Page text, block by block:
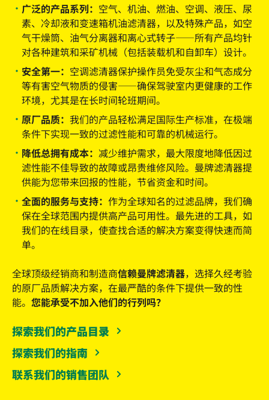
广泛的产品系列： 空气、机油、燃油、空调、液压、尿
素、冷却液和变速箱机油滤清器，以及特殊产品，如空
气干燥筒、油气分离器和离心式转子——所有产品均针
对各种建筑和采矿机械（包括装载机和自卸车）设计。
安全第一： 空调滤清器保护操作员免受灰尘和气态成分
等有害空气物质的侵害——确保驾驶室内更健康的工作
环境，尤其是在长时间轮班期间。
原厂品质： 我们的产品轻松满足国际生产标准，在极端
条件下实现一致的过滤性能和可靠的机械运行。
降低总拥有成本： 减少维护需求，最大限度地降低因过
滤性能不佳导致的故障或昂贵维修风险。曼牌滤清器提
供能为您带来回报的性能，节省资金和时间。
全面的服务与支持： 作为全球知名的过滤品牌，我们确
保在全球范围内提供高产品可用性。最先进的工具，如
我们的在线目录，使查找合适的解决方案变得快速而简
单。
全球顶级经销商和制造商信赖曼牌滤清器，选择久经考验
的原厂品质解决方案，在最严酷的条件下提供一致的性
能。 您能承受不加入他们的行列吗？
探索我们的产品目录
探索我们的指南
联系我们的销售团队